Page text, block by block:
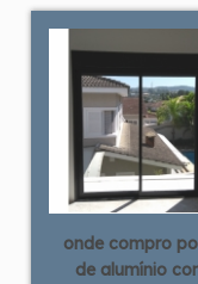
onde compro
de alumínio